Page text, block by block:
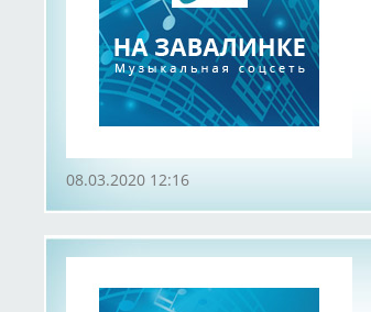
08.03.2020 12:16